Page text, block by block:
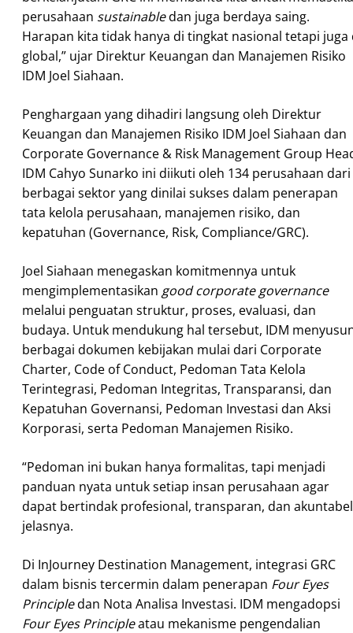
perusahaan sustainabledan juga berdaya saing.
Harapan kita tidak hanya di tingkat nasional tetapi juga
global,” ujar Direktur Keuangan dan Manajemen Risiko
IDM Joel Siahaan.
Penghargaan yang dihadiri langsung oleh Direktur
Keuangan dan Manajemen Risiko IDM Joel Siahaan dan
Corporate Governance & Risk Management Group
IDM Cahyo Sunarko ini diikuti oleh 134 perusahaan dari
berbagai sektor yang dinilai sukses dalam penerapan
tata kelola perusahaan, manajemen risiko, dan
kepatuhan (Governance, Risk, Compliance/GRC).
Joel Siahaan menegaskan komitmennya untuk
mengimplementasikan good corporate governance
melalui penguatan struktur, proses, evaluasi, dan
budaya. Untuk mendukung hal tersebut, IDM
berbagai dokumen kebijakan mulai dari Corporate
Charter, Code of Conduct, Pedoman Tata Kelola
Terintegrasi, Pedoman Integritas, Transparansi, dan
Kepatuhan Governansi, Pedoman Investasi dan Aksi
Korporasi, serta Pedoman Manajemen Risiko.
“Pedoman ini bukan hanya formalitas, tapi menjadi
panduan nyata untuk setiap insan perusahaan agar
dapat bertindak profesional, transparan, dan
jelasnya.
Di InJourney Destination Management, integrasi GRC
dalam bisnis tercermin dalam penerapan Four Eyes
Principledan Nota Analisa Investasi. IDM mengadopsi
Four Eyes Principleatau mekanisme pengendalian